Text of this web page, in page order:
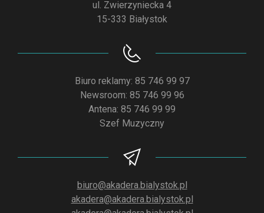
ul. Zwierzyniecka 4
15-333 Białystok
Biuro reklamy: 85 746 99 97
Newsroom: 85 746 99 96
Antena: 85 746 99 99
Szef Muzyczny
biuro@akadera.bialystok.pl
akadera@akadera.bialystok.pl